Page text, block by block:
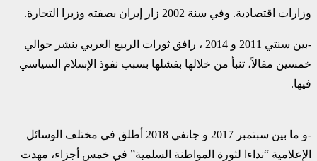
وزارات اقتصادية. وفي سنة 2002 زار إيران بصفته وزيرا التجارة.
-بين سنتي 2011 و 2014 ، رافق ثورات الربيع العربي بنشر حوالي
خمسين مقالاً، تنبأ من خلالها بفشلها بسبب نفوذ الإسلام السياسي
فيها.
-و ما بين سبتمبر 2017 و جانفي 2018 أطلق في مختلف الوسائل
الإعلامية “نداءا لثورة المواطنة السلمية” في خمس أجزاء، مهدت